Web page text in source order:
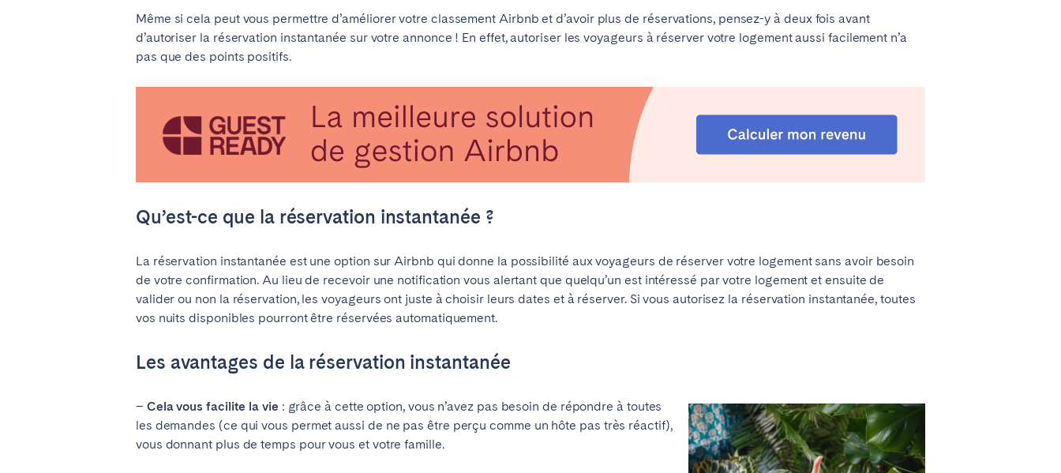
Même si cela peut vous permettre d’améliorer votre classement Airbnb et d’avoir plus de réservations, pensez-y à deux fois avant
d’autoriser la réservation instantanée sur votre annonce ! En effet, autoriser les voyageurs à réserver votre logement aussi facilement n’a
pas que des points positifs.
Qu’est-ce que la réservation instantanée ?
La réservation instantanée est une option sur Airbnb qui donne la possibilité aux voyageurs de réserver votre logement sans avoir besoin
de votre confirmation. Au lieu de recevoir une notification vous alertant que quelqu’un est intéressé par votre logement et ensuite de
valider ou non la réservation, les voyageurs ont juste à choisir leurs dates et à réserver. Si vous autorisez la réservation instantanée, toutes
vos nuits disponibles pourront être réservées automatiquement.
Les avantages de la réservation instantanée
– Cela vous facilite la vie : grâce à cette option, vous n’avez pas besoin de répondre à toutes
les demandes (ce qui vous permet aussi de ne pas être perçu comme un hôte pas très réactif),
vous donnant plus de temps pour vous et votre famille.
SAUDI ARABIA
Riyadh
ESPAGNE
Barcelone Benidorm Bilbao
Zaragoza
ANDALUSIA
Almería
Cádiz Córdoba Granada
Huelva
Málaga
Seville
El Hierro
Fuerteventura Gran Canaria
Tenerife
SWITZERLAND